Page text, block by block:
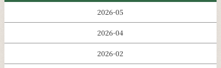
2026-05
2026-04
2026-02